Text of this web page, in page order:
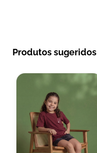
Produtos sugeridos